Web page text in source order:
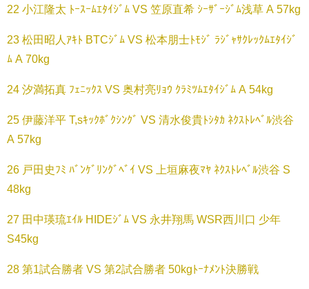
22 小江隆太 ﾄｰｽｰﾑｴﾀｲｼﾞﾑ VS 笠原直希 ｼｰｻﾞｰｼﾞﾑ浅草 A 57kg
23 松田昭人ｱｷﾄ BTCｼﾞﾑ VS 松本朋士ﾄﾓｼﾞ ﾗｼﾞｬｻｸﾚｯｸﾑｴﾀｲｼﾞ
ﾑ A 70kg
24 汐満拓真 ﾌｪﾆｯｸｽ VS 奥村亮ﾘｮｳ ｸﾗﾐﾂﾑｴﾀｲｼﾞﾑ A 54kg
25 伊藤洋平 T,sｷｯｸﾎﾞｸｼﾝｸﾞ VS 清水俊貴ﾄｼﾀｶ ﾈｸｽﾄﾚﾍﾞﾙ渋谷
A 57kg
26 戸田史ﾌﾐ ﾊﾞﾝｹﾞﾘﾝｸﾞﾍﾞｲ VS 上垣麻夜ﾏﾔ ﾈｸｽﾄﾚﾍﾞﾙ渋谷 S
48kg
27 田中瑛琉ｴｲﾙ HIDEｼﾞﾑ VS 永井翔馬 WSR西川口 少年
S45kg
28 第1試合勝者 VS 第2試合勝者 50kgﾄｰﾅﾒﾝﾄ決勝戦